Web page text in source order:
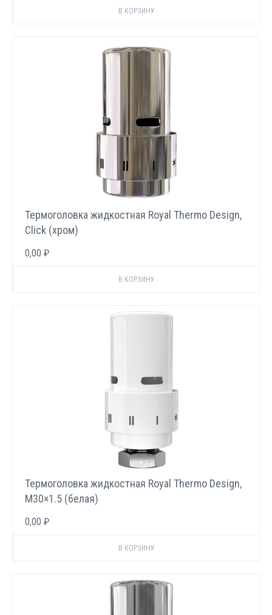
Термоголовка жидкостная Royal Thermo Design,
Click (хром)
0,00 ₽
Термоголовка жидкостная Royal Thermo Design,
М30×1.5 (белая)
0,00 ₽